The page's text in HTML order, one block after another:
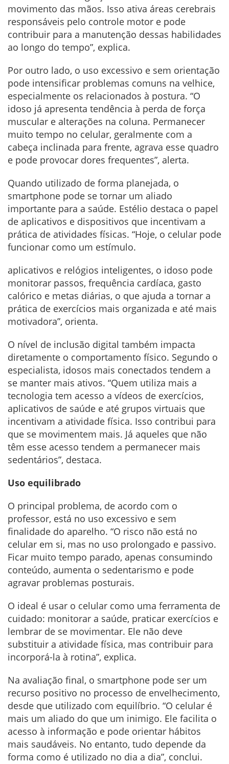
movimento das mãos. Isso ativa áreas cerebrais
responsáveis pelo controle motor e pode
contribuir para a manutenção dessas habilidades
ao longo do tempo”, explica.
Por outro lado, o uso excessivo e sem orientação
pode intensificar problemas comuns na velhice,
especialmente os relacionados à postura. “O
idoso já apresenta tendência à perda de força
muscular e alterações na coluna. Permanecer
muito tempo no celular, geralmente com a
cabeça inclinada para frente, agrava esse quadro
e pode provocar dores frequentes”, alerta.
Quando utilizado de forma planejada, o
smartphone pode se tornar um aliado
importante para a saúde. Estélio destaca o papel
de aplicativos e dispositivos que incentivam a
prática de atividades físicas. “Hoje, o celular pode
funcionar como um estímulo.
aplicativos e relógios inteligentes, o idoso pode
monitorar passos, frequência cardíaca, gasto
calórico e metas diárias, o que ajuda a tornar a
prática de exercícios mais organizada e até mais
motivadora”, orienta.
O nível de inclusão digital também impacta
diretamente o comportamento físico. Segundo o
especialista, idosos mais conectados tendem a
se manter mais ativos. “Quem utiliza mais a
tecnologia tem acesso a vídeos de exercícios,
aplicativos de saúde e até grupos virtuais que
incentivam a atividade física. Isso contribui para
que se movimentem mais. Já aqueles que não
têm esse acesso tendem a permanecer mais
sedentários”, destaca.
Uso equilibrado
O principal problema, de acordo com o
professor, está no uso excessivo e sem
finalidade do aparelho. “O risco não está no
celular em si, mas no uso prolongado e passivo.
Ficar muito tempo parado, apenas consumindo
conteúdo, aumenta o sedentarismo e pode
agravar problemas posturais.
O ideal é usar o celular como uma ferramenta de
cuidado: monitorar a saúde, praticar exercícios e
lembrar de se movimentar. Ele não deve
substituir a atividade física, mas contribuir para
incorporá-la à rotina”, explica.
Na avaliação final, o smartphone pode ser um
recurso positivo no processo de envelhecimento,
desde que utilizado com equilíbrio. “O celular é
mais um aliado do que um inimigo. Ele facilita o
acesso à informação e pode orientar hábitos
mais saudáveis. No entanto, tudo depende da
forma como é utilizado no dia a dia”, conclui.